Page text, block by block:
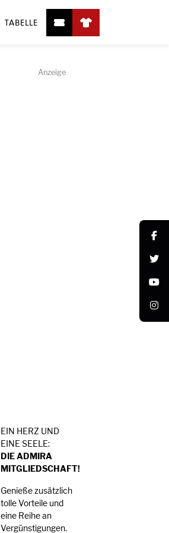
TABELLE
EIN HERZ UND
EINE SEELE:
DIE ADMIRA
MITGLIEDSCHAFT!
Genieße zusätzlich
tolle Vorteile und
eine Reihe an
Vergünstigungen.
Anzeige